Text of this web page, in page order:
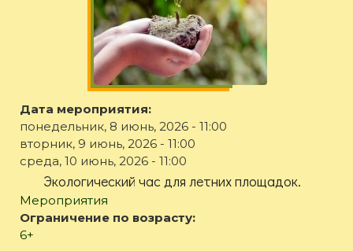
Дата мероприятия:
понедельник, 8 июнь, 2026 - 11:00
вторник, 9 июнь, 2026 - 11:00
среда, 10 июнь, 2026 - 11:00
Экологический час для летних площадок.
Мероприятия
Ограничение по возрасту:
6+